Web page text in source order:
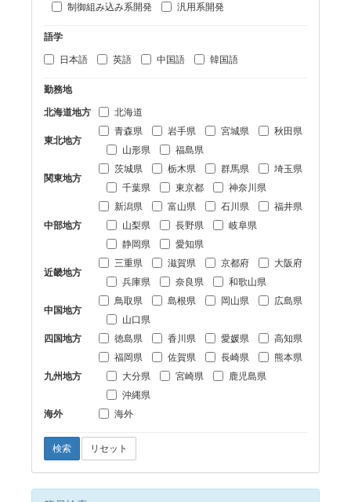
制御組み込み系開発
汎用系開発
語学
日本語
英語 中国語 韓国語
勤務地
北海道地方
北海道
東北地方
青森県 岩手県 宮城県
秋田県
山形県
福島県
関東地方
茨城県 栃木県 群馬県
埼玉県
千葉県
東京都 神奈川県
中部地方
新潟県 富山県 石川県
福井県
山梨県
長野県
岐阜県
静岡県
愛知県
近畿地方
三重県 滋賀県 京都府
大阪府
兵庫県
奈良県 和歌山県
中国地方
鳥取県 島根県 岡山県
広島県
山口県
四国地方
徳島県 香川県 愛媛県 高知県
九州地方
福岡県 佐賀県 長崎県
熊本県
大分県
宮崎県
鹿児島県
沖縄県
海外
海外
検索 リセット